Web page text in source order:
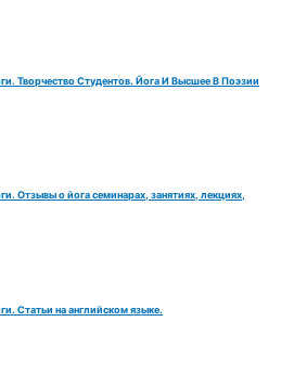
Творчество Студентов. Йога И Высшее В Поэзии
Отзывы о йога семинарах, занятиях, лекциях,
Статьи на английском языке.